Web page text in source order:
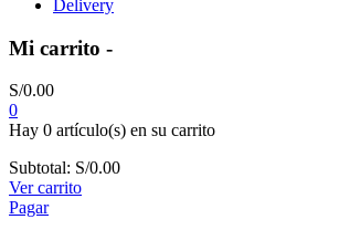
Delivery
Mi carrito -
S/0.00
0
Hay 0 artículo(s) en su carrito
Subtotal: S/0.00
Ver carrito
Pagar